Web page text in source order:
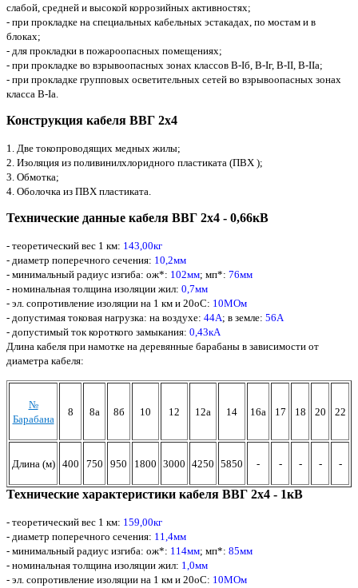
слабой, средней и высокой коррозийных активностях;
- при прокладке на специальных кабельных эстакадах, по мостам и в
блоках;
- для прокладки в пожароопасных помещениях;
- при прокладке во взрывоопасных зонах классов В-Iб, В-Iг, В-II, В-IIа;
- при прокладке групповых осветительных сетей во взрывоопасных зонах
класса В-Iа.
Конструкция кабеля ВВГ 2х4
1. Две токопроводящих медных жилы;
2. Изоляция из поливинилхлоридного пластиката (ПВХ );
3. Обмотка;
4. Оболочка из ПВХ пластиката.
Технические данные кабеля ВВГ 2х4 - 0,66кВ
- теоретический вес 1 км: 143,00кг
- диаметр поперечного сечения: 10,2мм
- минимальный радиус изгиба: ож*: 102мм; мп*: 76мм
- номинальная толщина изоляции жил: 0,7мм
- эл. сопротивление изоляции на 1 км и 20оС: 10МОм
- допустимая токовая нагрузка: на воздухе: 44А; в земле: 56А
- допустимый ток короткого замыкания: 0,43кА
Длина кабеля при намотке на деревянные барабаны в зависимости от
диаметра кабеля:
№
Барабана
8 8а 8б 10 12 12а 14 16а 17 18 20 22
Длина (м) 400 750 950 1800 3000 4250 5850 - - - - -
Технические характеристики кабеля ВВГ 2х4 - 1кВ
- теоретический вес 1 км: 159,00кг
- диаметр поперечного сечения: 11,4мм
- минимальный радиус изгиба: ож*: 114мм; мп*: 85мм
- номинальная толщина изоляции жил: 1,0мм
- эл. сопротивление изоляции на 1 км и 20оС: 10МОм